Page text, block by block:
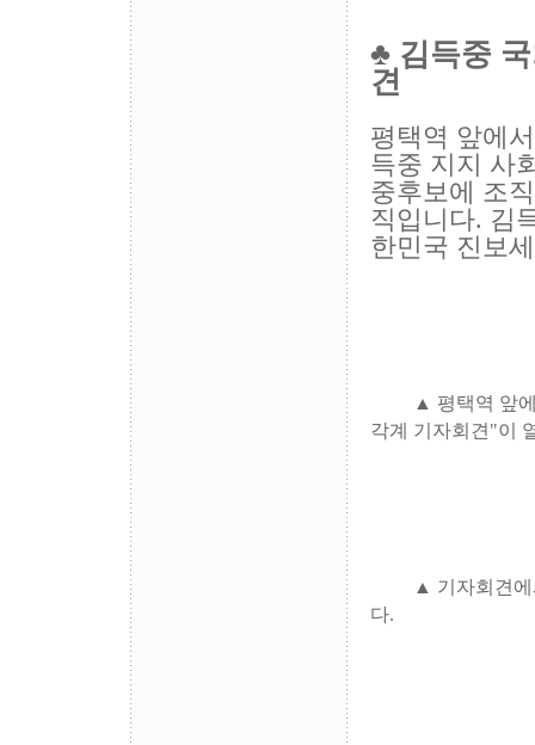
♣ 김득중
견
평택역 앞에
득중 지지 사
중후보에 조
직입니다. 김
한민국 진보
▲ 평택역 앞에서
각계 기자회견"이
▲ 기자회견에서
다.